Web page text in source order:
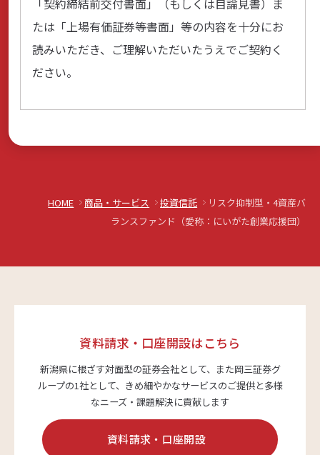
たは「上場有価証券等書面」等の内容を十分にお
読みいただき、ご理解いただいたうえでご契約く
ださい。
HOME 商品・サービス 投資信託
リスク抑制型・4資産バ
ランスファンド（愛称：にいがた創業応援団）
資料請求・口座開設はこちら
新潟県に根ざす対面型の証券会社として、また岡三証券グ
ループの1社として、 きめ細やかなサービスのご提供と多様
なニーズ・課題解決に貢献します
資料請求・口座開設